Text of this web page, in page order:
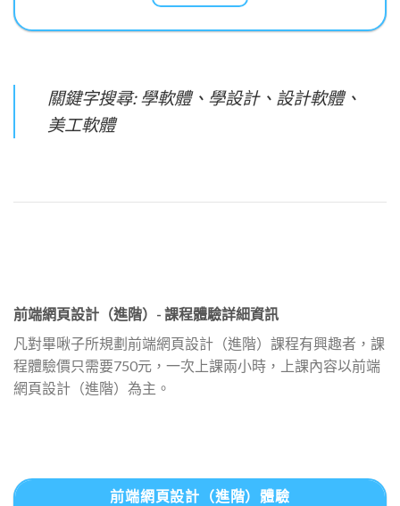
關鍵字搜尋: 學軟體、學設計、設計軟體、
美工軟體
前端網頁設計（進階）- 課程體驗詳細資訊
凡對畢啾子所規劃前端網頁設計（進階）課程有興趣者，課
程體驗價只需要750元，一次上課兩小時，上課內容以前端
網頁設計（進階）為主。
前端網頁設計（進階）體驗